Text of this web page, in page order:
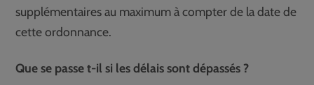
supplémentaires au maximum à compter de la date de
cette ordonnance.
Que se passe t-il si les délais sont dépassés ?